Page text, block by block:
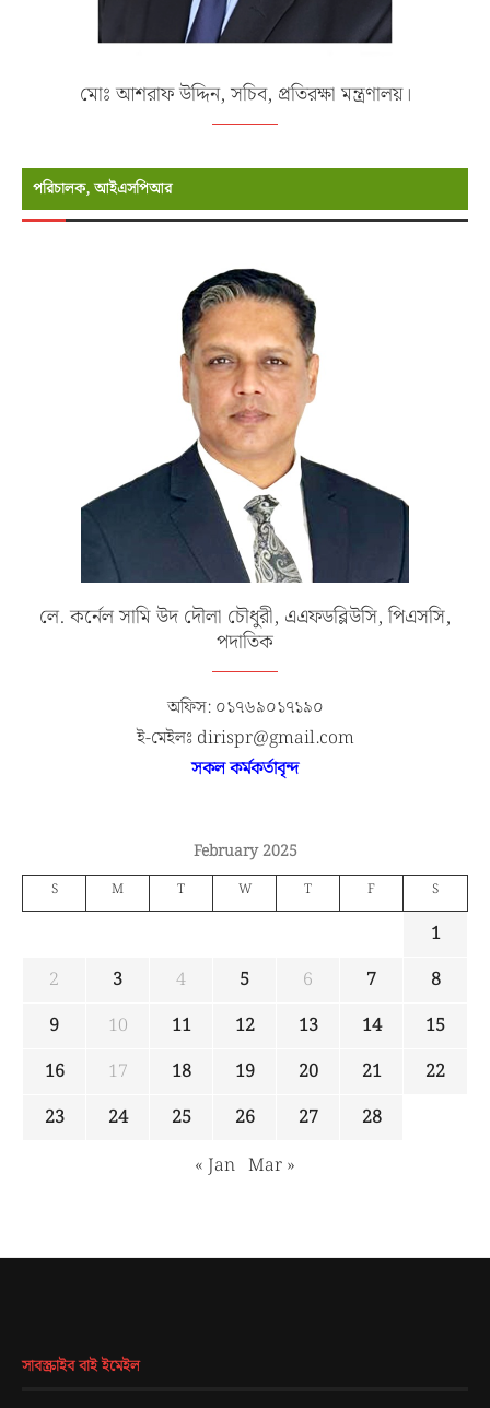
মোঃ আশরাফ উদ্দিন, সচিব, প্রতিরক্ষা মন্ত্রণালয়।
পরিচালক, আইএসপিআর
লে. কর্নেল সামি উদ দৌলা চৌধুরী, এএফডব্লিউসি, পিএসসি,
পদাতিক
অফিস: ০১৭৬৯০১৭১৯০
ই-মেইলঃ dirispr@gmail.com
সকল কর্মকর্তাবৃন্দ
February 2025
S M T W T F S
1
2
3 4 5 6 7
8
9
10 11 12 13 14
15
16
17 18 19 20 21
22
23
24 25 26 27
28
« Jan Mar »
সাবস্ক্রাইব বাই ইমেইল